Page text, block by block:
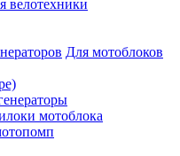
велотехники
Для мотоблоков
мотоблока